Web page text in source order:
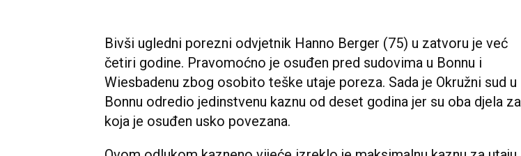
Bivši ugledni porezni odvjetnik Hanno Berger (75) u zatvoru je već
četiri godine. Pravomoćno je osuđen pred sudovima u Bonnu i
Wiesbadenu zbog osobito teške utaje poreza. Sada je Okružni sud u
Bonnu odredio jedinstvenu kaznu od deset godina jer su oba djela za
koja je osuđen usko povezana.